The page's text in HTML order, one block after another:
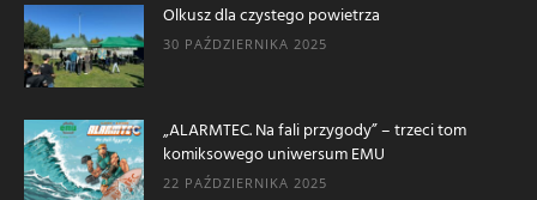
Olkusz dla czystego powietrza
30 PAŹDZIERNIKA 2025
„ALARMTEC. Na fali przygody” – trzeci tom
komiksowego uniwersum EMU
22 PAŹDZIERNIKA 2025